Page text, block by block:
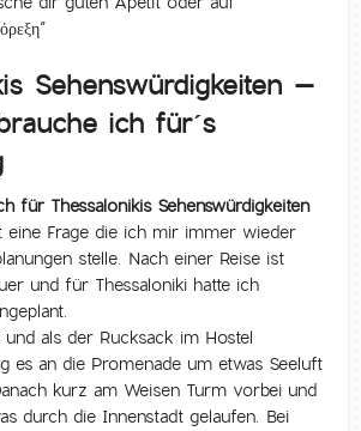
”
Sehenswürdigkeiten –
ich für´s
für Thessalonikis Sehenswürdigkeiten
eine Frage die ich mir immer wieder
stelle. Nach einer Reise ist
und für Thessaloniki hatte ich
als der Rucksack im Hostel
es an die Promenade um etwas Seeluft
kurz am Weisen Turm vorbei und
durch die Innenstadt gelaufen. Bei